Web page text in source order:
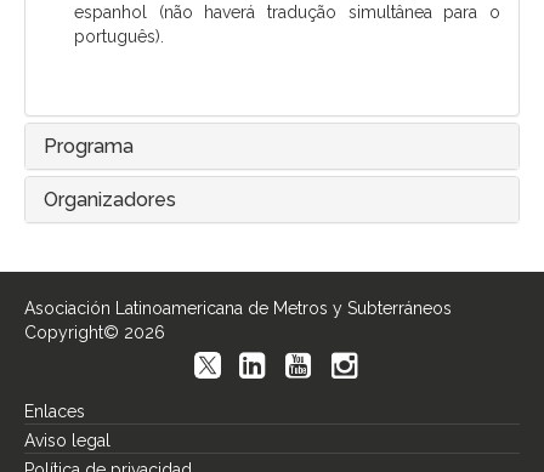
espanhol (não haverá tradução simultânea para o
português).
Programa
Organizadores
Asociación Latinoamericana de Metros y Subterráneos
Copyright© 2026
Enlaces
Aviso legal